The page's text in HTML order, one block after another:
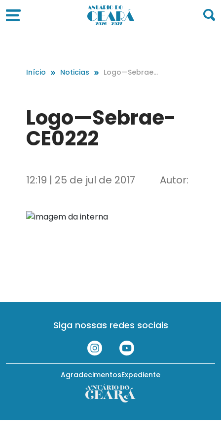
Início Noticias
Logo—Sebrae-
Logo—Sebrae-
CE0222
12:19 | 25 de jul de 2017 Autor:
Siga nossas redes sociais
Expediente
Agradecimentos